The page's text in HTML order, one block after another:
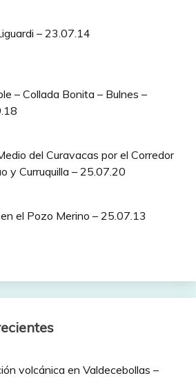
– 23.07.14
– Collada Bonita – Bulnes –
del Curavacas por el Corredor
y Curruquilla – 25.07.20
el Pozo Merino – 25.07.13
volcánica en Valdecebollas –